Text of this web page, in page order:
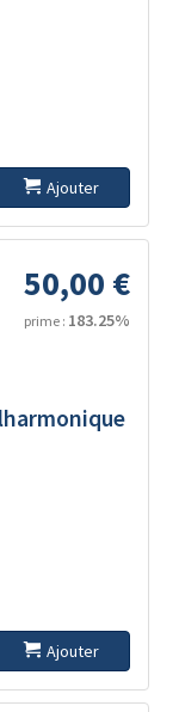
Ajouter
50,00 €
prime : 183.25%
Ajouter